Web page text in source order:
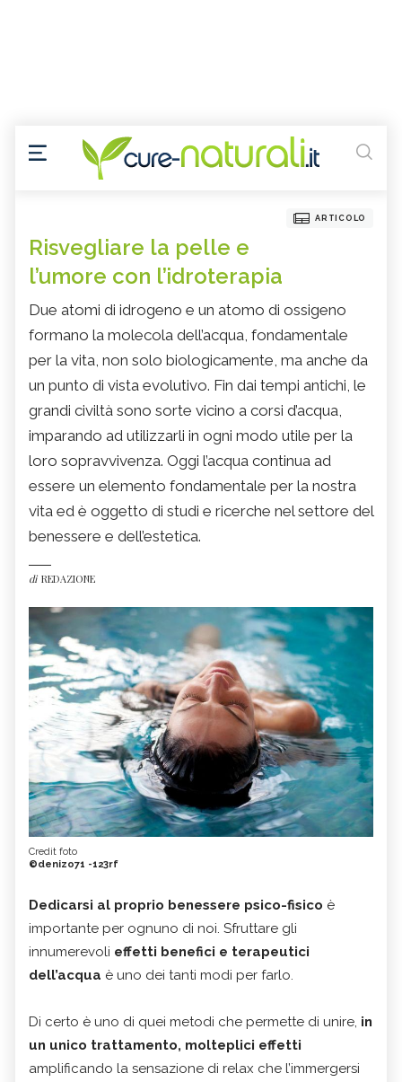
ARTICOLO
Risvegliare la pelle e
l’umore con l’idroterapia
Due atomi di idrogeno e un atomo di ossigeno
formano la molecola dell’acqua, fondamentale
per la vita, non solo biologicamente, ma anche da
un punto di vista evolutivo. Fin dai tempi antichi, le
grandi civiltà sono sorte vicino a corsi d’acqua,
imparando ad utilizzarli in ogni modo utile per la
loro sopravvivenza. Oggi l’acqua continua ad
essere un elemento fondamentale per la nostra
vita ed è oggetto di studi e ricerche nel settore del
benessere e dell’estetica.
di REDAZIONE
Credit foto
©denizo71 -123rf
Dedicarsi al proprio benessere psico-fisico è
importante per ognuno di noi. Sfruttare gli
innumerevoli effetti benefici e terapeutici
dell’acqua è uno dei tanti modi per farlo.
Di certo è uno di quei metodi che permette di unire, in
un unico trattamento, molteplici effetti
amplificando la sensazione di relax che l’immergersi